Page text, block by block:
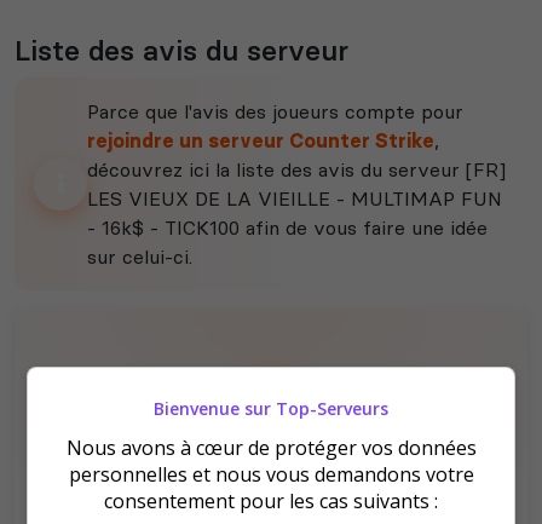
Liste des avis du serveur
Parce que l'avis des joueurs compte pour
rejoindre un serveur Counter Strike,
découvrez ici la liste des avis du serveur [FR]
LES VIEUX DE LA VIEILLE - MULTIMAP FUN
- 16k$ - TICK100 afin de vous faire une idée
sur celui-ci.
Il n'y a pas encore d'avis sur ce serveur.
Qualité
Staff du serveur
Bienvenue sur Top-Serveurs
Nous avons à cœur de protéger vos données
personnelles et nous vous demandons votre
consentement pour les cas suivants :